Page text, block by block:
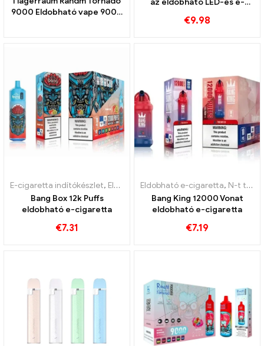
9000 Eldobható vape 9000
€9.98
E-cigaretta indítókészlet, Eldobható e-cigaretta
Bang Box 12k Puffs
eldobható e-cigaretta
€7.31
Eldobható e-cigaretta, N-t tartalmaz
Bang King 12000 Vonat
eldobható e-cigaretta
€7.19